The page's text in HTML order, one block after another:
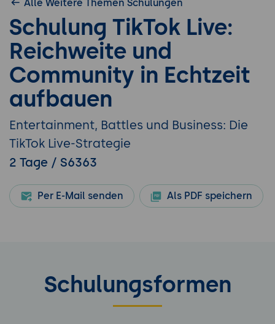
Alle Weitere Themen Schulungen
Schulung TikTok Live:
Reichweite und
Community in Echtzeit
aufbauen
Entertainment, Battles und Business: Die
TikTok Live-Strategie
2 Tage / S6363
Per E-Mail senden Als PDF speichern
Schulungsformen